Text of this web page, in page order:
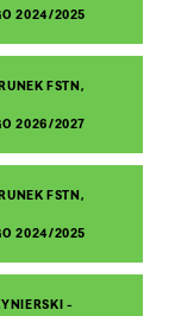
2024/2025
FSTN,
2026/2027
FSTN,
2024/2025
-